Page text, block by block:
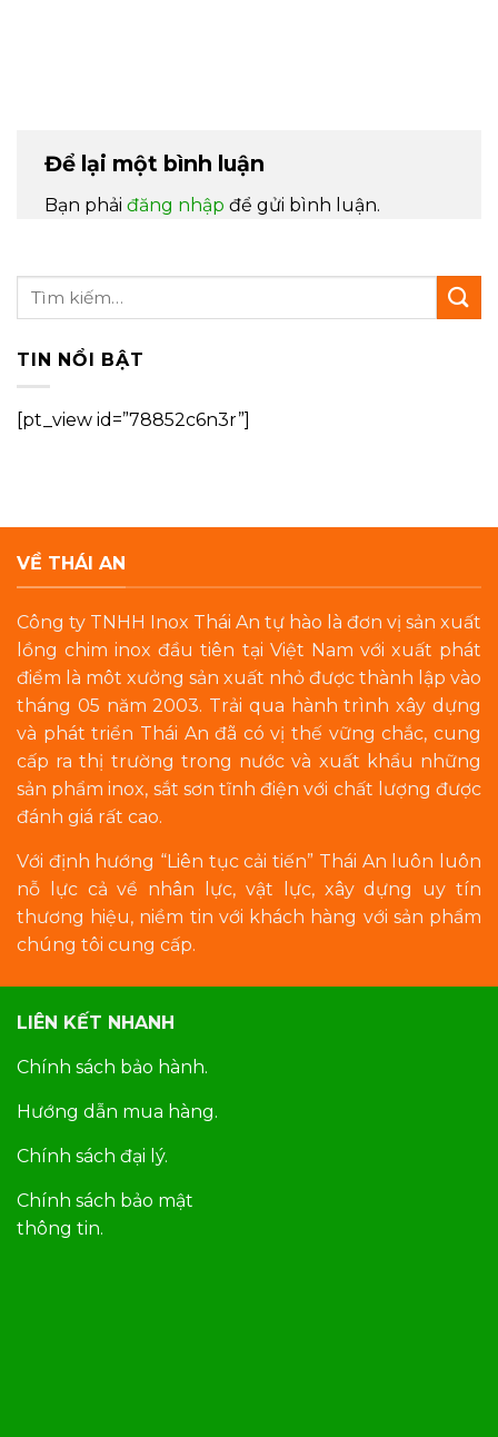
Để lại một bình luận
Bạn phải đăng nhập để gửi bình luận.
TIN NỔI BẬT
[pt_view id=”78852c6n3r”]
VỀ THÁI AN
Công ty TNHH Inox Thái An tự hào là đơn vị sản xuất
lồng chim inox đầu tiên tại Việt Nam với xuất phát
điểm là môt xưởng sản xuất nhỏ được thành lập vào
tháng 05 năm 2003. Trải qua hành trình xây dựng
và phát triển Thái An đã có vị thế vững chắc, cung
cấp ra thị trường trong nước và xuất khẩu những
sản phẩm inox, sắt sơn tĩnh điện với chất lượng được
đánh giá rất cao.
Với định hướng “Liên tục cải tiến” Thái An luôn luôn
nỗ lực cả về nhân lực, vật lực, xây dựng uy tín
thương hiệu, niềm tin với khách hàng với sản phẩm
chúng tôi cung cấp.
LIÊN KẾT NHANH
Chính sách bảo hành.
Hướng dẫn mua hàng.
Chính sách đại lý.
Chính sách bảo mật
thông tin.